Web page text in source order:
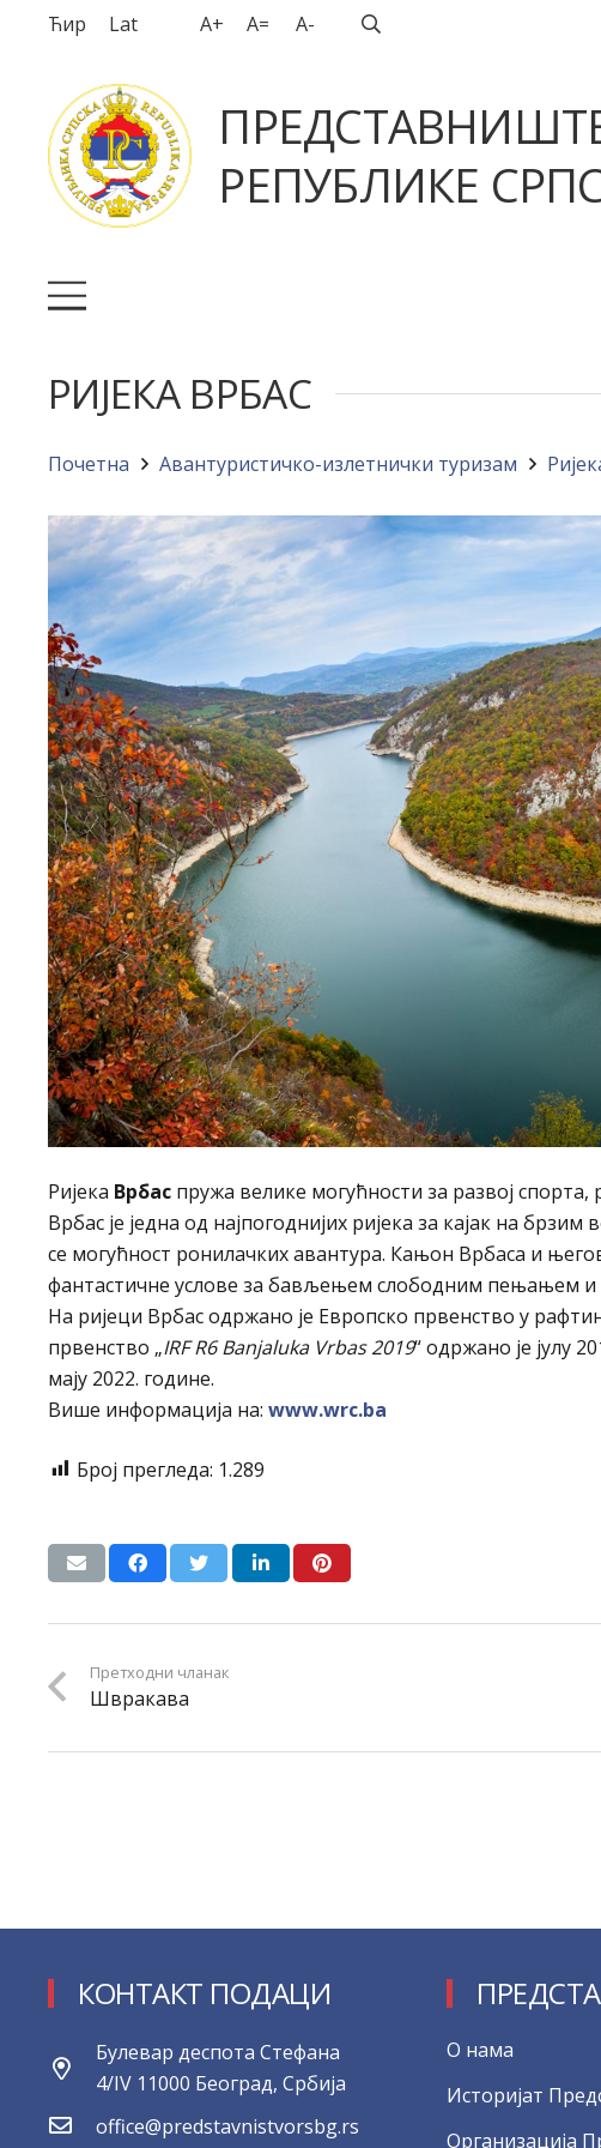
Ћир Lat A+ A= A-
РЕПУБЛИКЕ
РИЈЕКА ВРБАС
Почетна Авантуристичко-излетнички туризам
Ријека Врбас пружа велике могућности за развој
Врбас је једна од најпогоднијих ријека за кајак на
се могућност ронилачких авантура. Кањон Врбаса и
фантастичне услове за бављењем слободним пењањем
На ријеци Врбас одржано је Европско првенство у
првенство „IRF R6 Banjaluka Vrbas 2019“ одржано је јулу
мају 2022. године.
Више информација на: www.wrc.ba
Број прегледа: 1.289
Претходни чланак
Швракава
КОНТАКТ ПОДАЦИ
Булевар деспота Стефана
4/IV 11000 Београд, Србија
office@predstavnistvorsbg.rs
О нама
Историјат
Организација